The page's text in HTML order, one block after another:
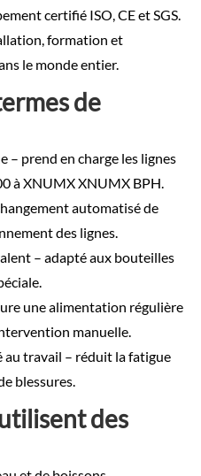
certifié ISO, CE et SGS.
formation et
le monde entier.
de
– prend en charge les lignes
à XNUMX XNUMX BPH.
automatisé de
des lignes.
– ​​adapté aux bouteilles
une alimentation régulière
manuelle.
travail – réduit la fatigue
blessures.
des